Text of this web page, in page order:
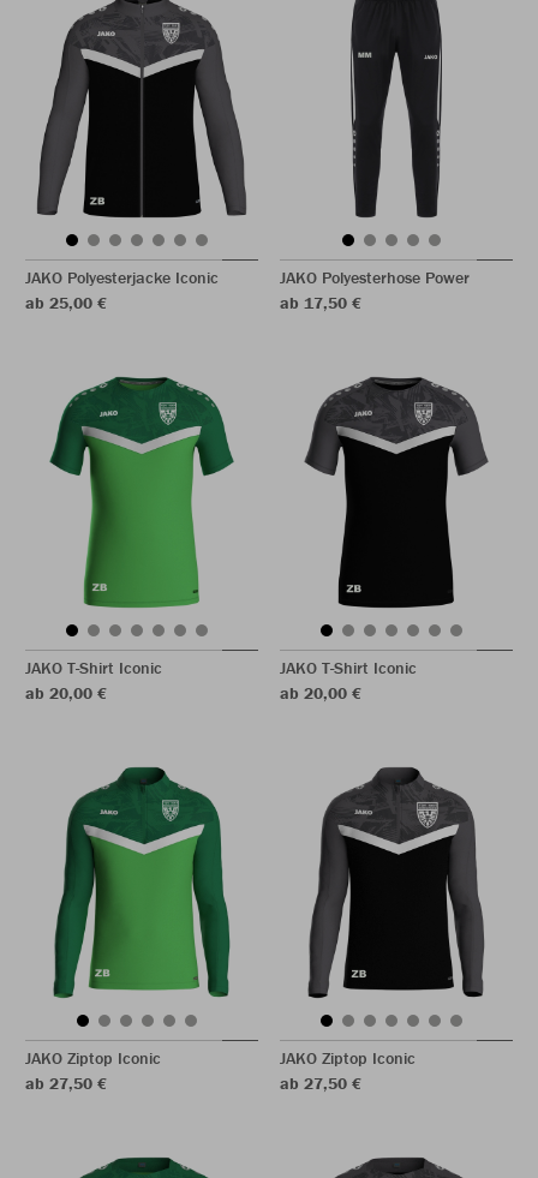
JAKO Polyesterjacke Iconic
ab 25,00 €
JAKO Polyesterhose Power
ab 17,50 €
JAKO T-Shirt Iconic
ab 20,00 €
JAKO T-Shirt Iconic
ab 20,00 €
JAKO Ziptop Iconic
ab 27,50 €
JAKO Ziptop Iconic
ab 27,50 €